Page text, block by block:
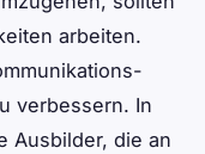
arbeiten.
verbessern. In
Ausbilder, die an